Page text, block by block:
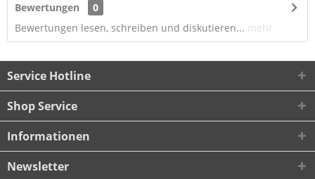
Bewertungen
0
Bewertungen lesen, schreiben und diskutieren... mehr
Service Hotline
Shop Service
Informationen
Newsletter